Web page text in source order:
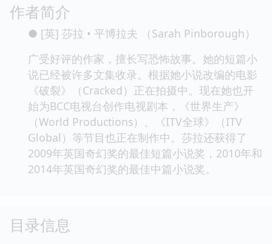
作者简介
● [英] 莎拉 • 平博拉夫 （Sarah Pinborough）
广受好评的作家，擅长写恐怖故事。她的短篇小
说已经被许多文集收录。根据她小说改编的电影
《破裂》（Cracked）正在拍摄中。现在她也开
始为BCC电视台创作电视剧本，《世界生产》
（World Productions）、《ITV全球》（ITV
Global）等节目也正在制作中。莎拉还获得了
2009年英国奇幻奖的最佳短篇小说奖，2010年和
2014年英国奇幻奖的最佳中篇小说奖。
目录信息